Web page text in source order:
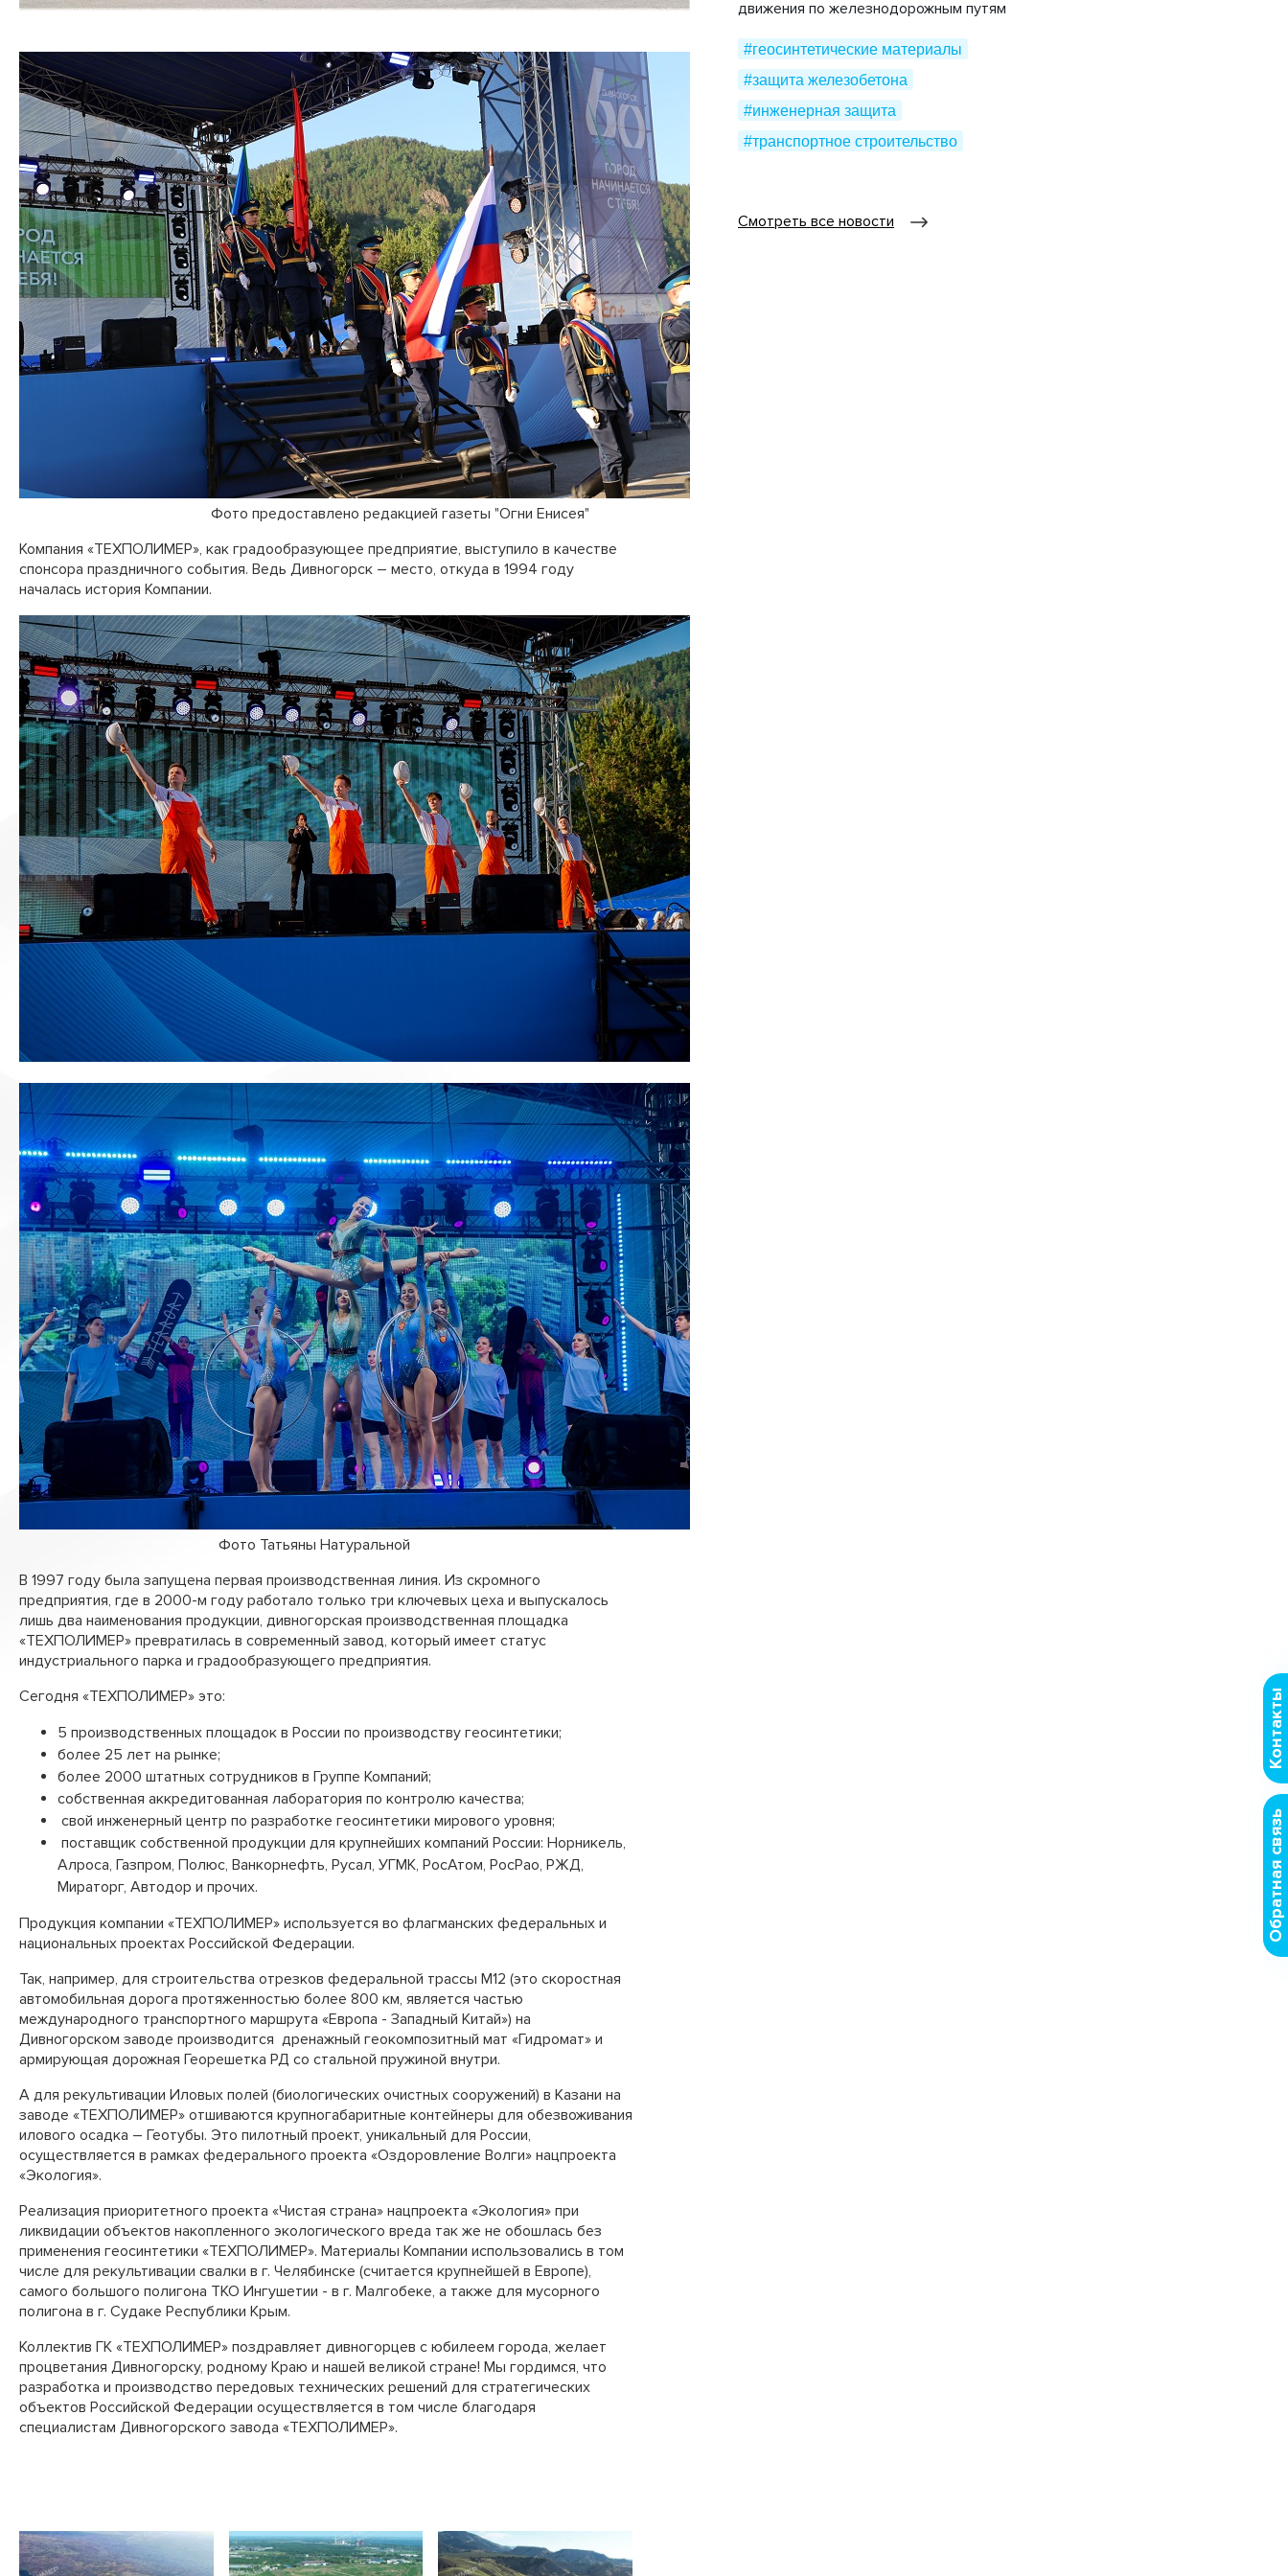
Фото предоставлено редакцией газеты "Огни Енисея"
Компания «ТЕХПОЛИМЕР», как градообразующее предприятие, выступило в качестве
спонсора праздничного события. Ведь Дивногорск – место, откуда в 1994 году
началась история Компании.
Фото Татьяны Натуральной
В 1997 году была запущена первая производственная линия. Из скромного
предприятия, где в 2000-м году работало только три ключевых цеха и выпускалось
лишь два наименования продукции, дивногорская производственная площадка
«ТЕХПОЛИМЕР» превратилась в современный завод, который имеет статус
индустриального парка и градообразующего предприятия.
Сегодня «ТЕХПОЛИМЕР» это:
5 производственных площадок в России по производству геосинтетики;
более 25 лет на рынке;
более 2000 штатных сотрудников в Группе Компаний;
собственная аккредитованная лаборатория по контролю качества;
свой инженерный центр по разработке геосинтетики мирового уровня;
поставщик собственной продукции для крупнейших компаний России: Норникель,
Алроса, Газпром, Полюс, Ванкорнефть, Русал, УГМК, РосАтом, РосРао, РЖД,
Мираторг, Автодор и прочих.
Продукция компании «ТЕХПОЛИМЕР» используется во флагманских федеральных и
национальных проектах Российской Федерации.
Так, например, для строительства отрезков федеральной трассы М12 (это скоростная
автомобильная дорога протяженностью более 800 км, является частью
международного транспортного маршрута «Европа - Западный Китай») на
Дивногорском заводе производится дренажный геокомпозитный мат «Гидромат» и
армирующая дорожная Георешетка РД со стальной пружиной внутри.
А для рекультивации Иловых полей (биологических очистных сооружений) в Казани на
заводе «ТЕХПОЛИМЕР» отшиваются крупногабаритные контейнеры для обезвоживания
илового осадка – Геотубы. Это пилотный проект, уникальный для России,
осуществляется в рамках федерального проекта «Оздоровление Волги» нацпроекта
«Экология».
Реализация приоритетного проекта «Чистая страна» нацпроекта «Экология» при
ликвидации объектов накопленного экологического вреда так же не обошлась без
применения геосинтетики «ТЕХПОЛИМЕР». Материалы Компании использовались в том
числе для рекультивации свалки в г. Челябинске (считается крупнейшей в Европе),
самого большого полигона ТКО Ингушетии - в г. Малгобеке, а также для мусорного
полигона в г. Судаке Республики Крым.
Коллектив ГК «ТЕХПОЛИМЕР» поздравляет дивногорцев с юбилеем города, желает
процветания Дивногорску, родному Краю и нашей великой стране! Мы гордимся, что
разработка и производство передовых технических решений для стратегических
объектов Российской Федерации осуществляется в том числе благодаря
специалистам Дивногорского завода «ТЕХПОЛИМЕР».
движения по железнодорожным путям
#геосинтетические материалы
#защита железобетона
#инженерная защита
#транспортное строительство
Смотреть все новости
Обратная связь
Контакты